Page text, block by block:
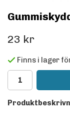
23 kr
Finns i lager